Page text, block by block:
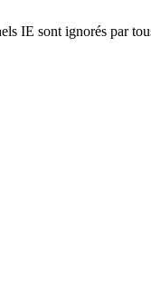
IE sont ignorés par